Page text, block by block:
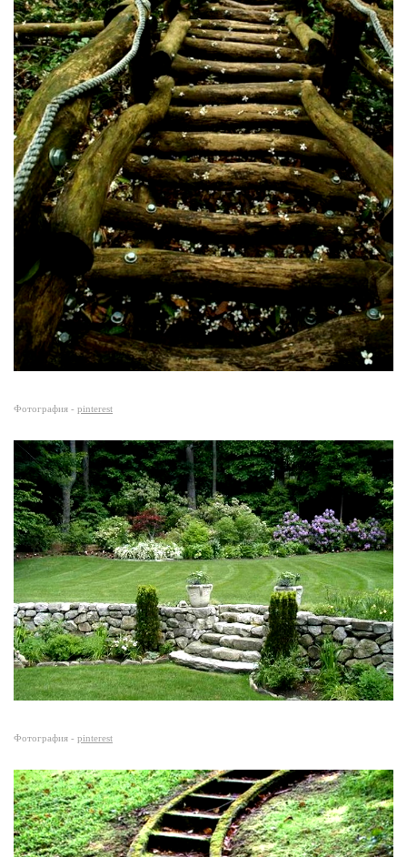
Фотография - pinterest
Фотография - pinterest